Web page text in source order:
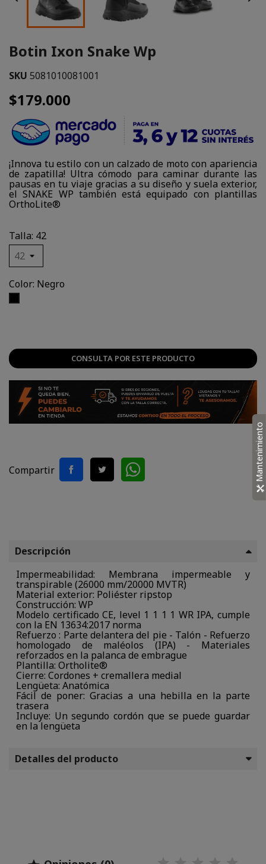
Botin Ixon Snake Wp
SKU 5081010081001
$179.000
¡Innova tu estilo con un calzado de moto con apariencia
de zapatilla! Ultra cómodo para caminar durante las
pausas en tu viaje gracias a su diseño y suela exterior,
el SNAKE WP también está equipado con plantillas
OrthoLite®
Talla: 42
Color: Negro
CONSULTA POR ESTE PRODUCTO
Compartir
Descripción
Impermeabilidad: Membrana impermeable y
transpirable (26000 mm/20000 MVTR)
Material exterior: Poliéster ripstop
Construcción: WP
Modelo certificado CE, level 1 1 1 1 WR IPA, cumple
con la EN 13634:2017 norma
Refuerzo : Parte delantera del pie - Talón - Refuerzo
homologado de maléolos (IPA) - Materiales
reforzados en la palanca de embrague
Plantilla: Ortholite®
Cierre: Cordones + cremallera medial
Lengüeta: Anatómica
Fácil de poner: Gracias a una hebilla en la parte
trasera
Incluye: Un segundo cordón que se puede guardar
en la lengüeta
Detalles del producto
Mantenimiento